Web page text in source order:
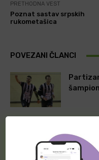
PRETHODNA VEST
Poznat sastav srpskih
rukometašica
POVEZANI ČLANCI